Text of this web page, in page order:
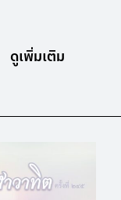
ดูเพิ่มเติม